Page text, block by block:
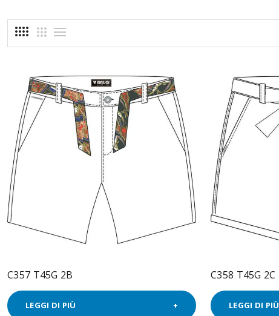
C357 T45G 2B
LEGGI DI PIÙ
C358 T45G 2C
LEGGI DI PIÙ